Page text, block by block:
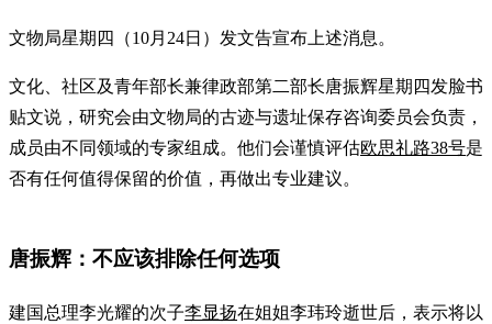
文物局星期四（10月24日）发文告宣布上述消息。
文化、社区及青年部长兼律政部第二部长唐振辉星期四发脸书
贴文说，研究会由文物局的古迹与遗址保存咨询委员会负责，
成员由不同领域的专家组成。他们会谨慎评估欧思礼路38号是
否有任何值得保留的价值，再做出专业建议。
唐振辉：不应该排除任何选项
建国总理李光耀的次子李显扬在姐姐李玮玲逝世后，表示将以